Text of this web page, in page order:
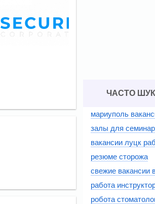
ЧАСТО
мариуполь
залы для
вакансии луцк
резюме сторожа
свежие вакансии
работа
робота